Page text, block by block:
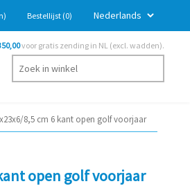
Bestellijst (0)
voor gratis zending in NL (excl. wadden).
8,5 cm 6 kant open golf voorjaar
open golf voorjaar